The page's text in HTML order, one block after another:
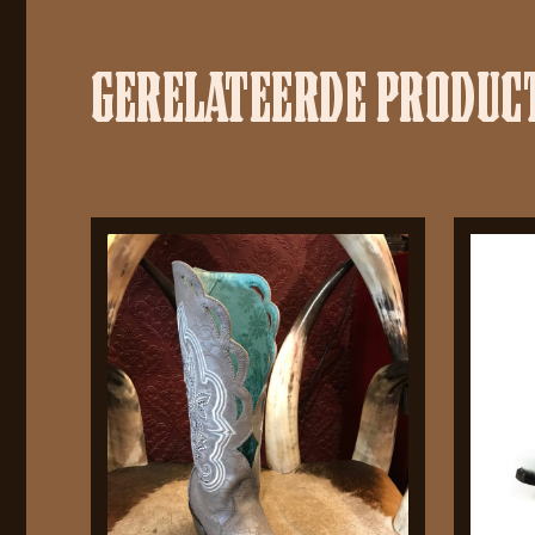
GERELATEERDE